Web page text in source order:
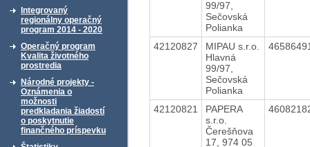
Integrovaný
regionálny operačný
program 2014 - 2020
Operačný program
Kvalita životného
prostredia
Národné projekty -
Oznámenia o
možnosti
predkladania žiadostí
o poskytnutie
finančného príspevku
99/97,
Sečovská
Polianka
42120827
MIPAU s.r.o.
Hlavná
99/97,
Sečovská
Polianka
42120821
PAPERA
s.r.o.
Čerešňova
17, 974 05